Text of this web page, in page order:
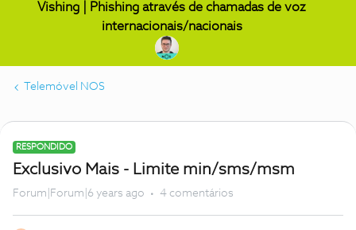
Vishing | Phishing através de chamadas de voz
internacionais/nacionais
Telemóvel NOS
RESPONDIDO
Exclusivo Mais - Limite min/sms/msm
Forum|Forum|6 years ago 4 comentários